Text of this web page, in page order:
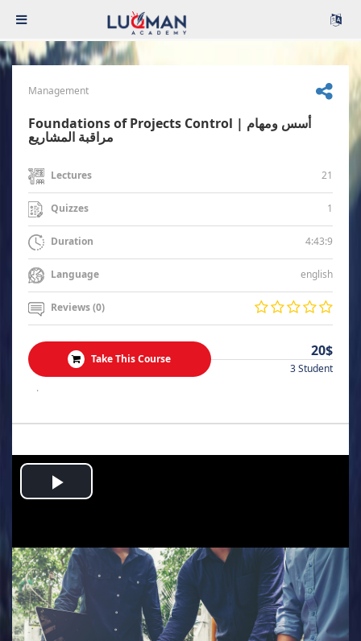
Management
Foundations of Projects Control | أسس ومهام
مراقبة المشاريع
Lectures 21
Quizzes 1
Duration 4:43:9
Language english
Reviews (0)
Take This Course 20$
3 Student
.
Play